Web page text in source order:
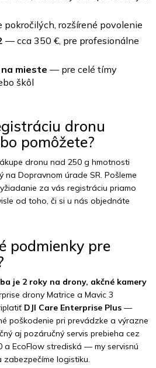
pokročilých, rozšírené povolenie
— cca 350 €, pre profesionálne
mieste — pre celé tímy
škôl
dronu
pomôžete?
dronu nad 250 g hmotnosti
na Dopravnom úrade SR. Pošleme
za vás registráciu priamo
od toho, či si u nás objednáte
podmienky pre
je 2 roky na drony, akčné kamery
drony Matrice a Mavic 3
DJI Care Enterprise Plus —
poškodenie pri prevádzke a výrazne
aj pozáručný servis prebieha cez
a EcoFlow strediská — my servisnú
logistiku.